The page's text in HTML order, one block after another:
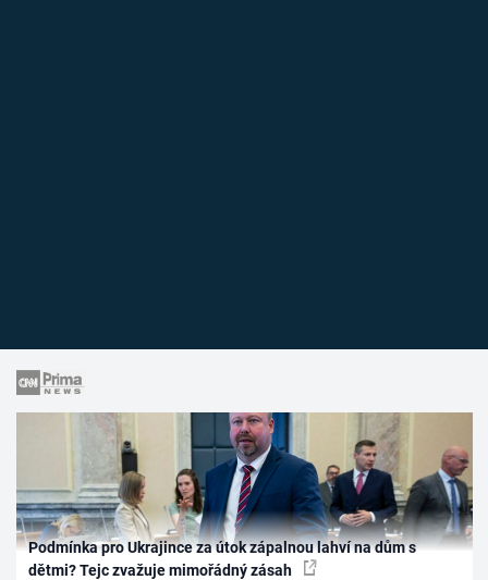
Podmínka pro Ukrajince za útok zápalnou lahví na dům s
dětmi? Tejc zvažuje mimořádný zásah